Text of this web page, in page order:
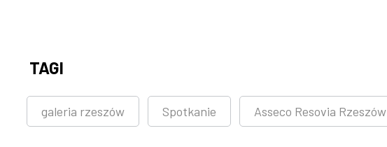
TAGI
galeria rzeszów Spotkanie Asseco Resovia Rzeszów